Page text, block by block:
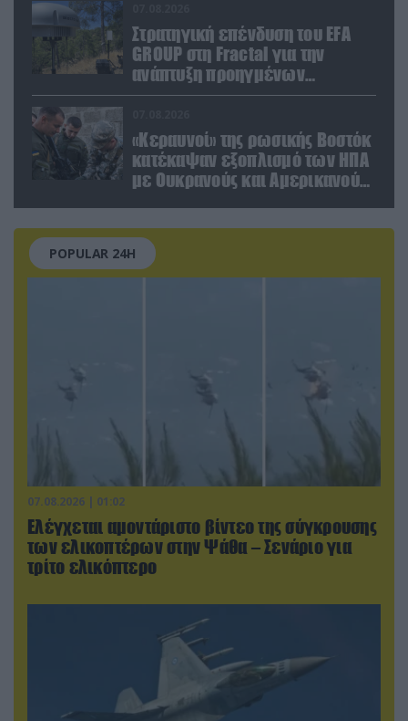
Στρατηγική επένδυση του EFA
GROUP στη Fractal για την
ανάπτυξη προηγμένων
αμυντικών τεχνολογιών σε
«Κεραυνοί» της ρωσικής Βοστόκ
κατέκαψαν εξοπλισμό των ΗΠΑ
με Ουκρανούς και Αμερικανούς
POPULAR 24H
07.08.2026 | 01:02
Ελέγχεται αμοντάριστο βίντεο της σύγκρουσης
των ελικοπτέρων στην Ψάθα – Σενάριο για
τρίτο ελικόπτερο